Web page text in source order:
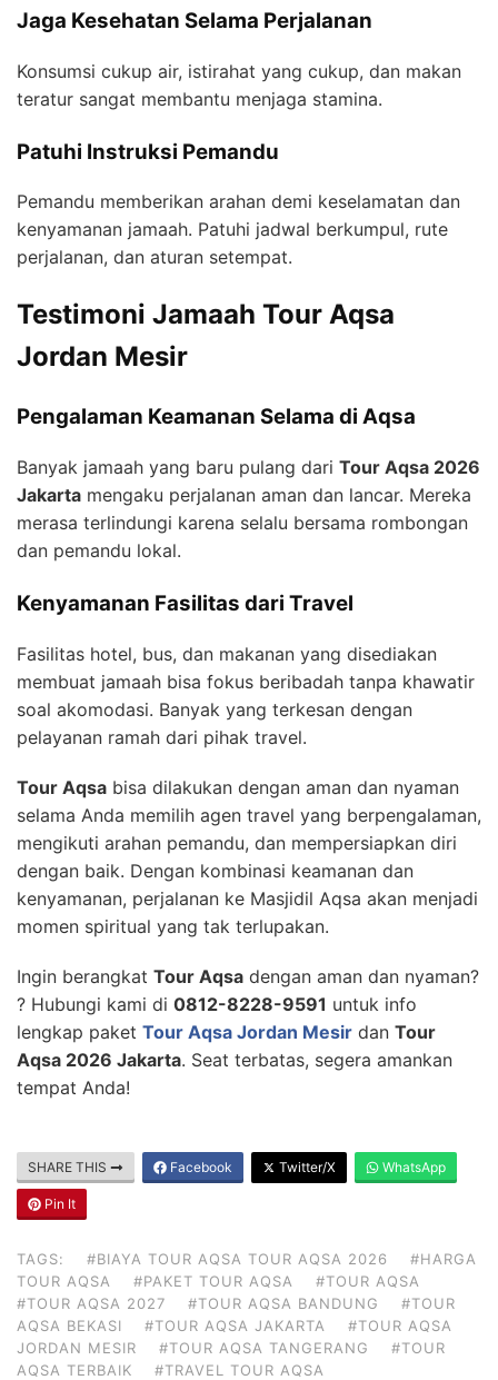
Jaga Kesehatan Selama Perjalanan
Konsumsi cukup air, istirahat yang cukup, dan makan
teratur sangat membantu menjaga stamina.
Patuhi Instruksi Pemandu
Pemandu memberikan arahan demi keselamatan dan
kenyamanan jamaah. Patuhi jadwal berkumpul, rute
perjalanan, dan aturan setempat.
Testimoni Jamaah Tour Aqsa
Jordan Mesir
Pengalaman Keamanan Selama di Aqsa
Banyak jamaah yang baru pulang dari Tour Aqsa 2026
Jakarta mengaku perjalanan aman dan lancar. Mereka
merasa terlindungi karena selalu bersama rombongan
dan pemandu lokal.
Kenyamanan Fasilitas dari Travel
Fasilitas hotel, bus, dan makanan yang disediakan
membuat jamaah bisa fokus beribadah tanpa khawatir
soal akomodasi. Banyak yang terkesan dengan
pelayanan ramah dari pihak travel.
Tour Aqsa bisa dilakukan dengan aman dan nyaman
selama Anda memilih agen travel yang berpengalaman,
mengikuti arahan pemandu, dan mempersiapkan diri
dengan baik. Dengan kombinasi keamanan dan
kenyamanan, perjalanan ke Masjidil Aqsa akan menjadi
momen spiritual yang tak terlupakan.
Ingin berangkat Tour Aqsa dengan aman dan nyaman?
? Hubungi kami di 0812-8228-9591 untuk info
lengkap paket Tour Aqsa Jordan Mesir dan Tour
Aqsa 2026 Jakarta. Seat terbatas, segera amankan
tempat Anda!
SHARE THIS Facebook Twitter/X WhatsApp
Pin It
TAGS: #BIAYA TOUR AQSA TOUR AQSA 2026
#HARGA
TOUR AQSA
#PAKET TOUR AQSA
#TOUR AQSA
#TOUR AQSA 2027
#TOUR AQSA BANDUNG
#TOUR
AQSA BEKASI
#TOUR AQSA JAKARTA
#TOUR AQSA
JORDAN MESIR
#TOUR AQSA TANGERANG
#TOUR
AQSA TERBAIK
#TRAVEL TOUR AQSA